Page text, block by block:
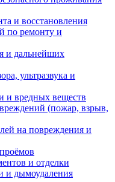
и восстановления
по ремонту и
и дальнейших
ультразвука и
и вредных веществ
(пожар, взрыв,
на повреждения и
и отделки
и дымоудаления